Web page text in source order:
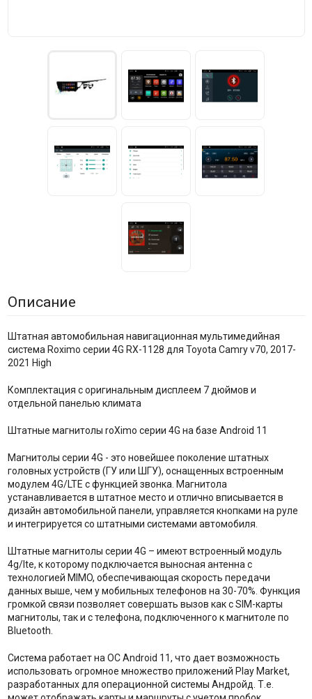
Описание
Штатная автомобильная навигационная мультимедийная
система Roximo серии 4G RX-1128 для Toyota Camry v70, 2017-
2021 High
Комплектация с оригинальным дисплеем 7 дюймов и
отдельной панелью климата
Штатные магнитолы roXimo серии 4G на базе Android 11
Магнитолы серии 4G - это новейшее поколение штатных
головных устройств (ГУ или ШГУ), оснащенных встроенным
модулем 4G/LTE с функцией звонка. Магнитола
устанавливается в штатное место и отлично вписывается в
дизайн автомобильной панели, управляется кнопками на руле
и интегрируется со штатными системами автомобиля.
Штатные магнитолы серии 4G – имеют встроенный модуль
4g/lte, к которому подключается выносная антенна с
технологией MIMO, обеспечивающая скорость передачи
данных выше, чем у мобильных телефонов на 30-70%. Функция
громкой связи позволяет совершать вызов как с SIM-карты
магнитолы, так и с телефона, подключенного к магнитоле по
Bluetooth.
Система работает на ОС Android 11, что дает возможность
использовать огромное множество приложений Play Market,
разработанных для операционной системы Андройд. Т.е.